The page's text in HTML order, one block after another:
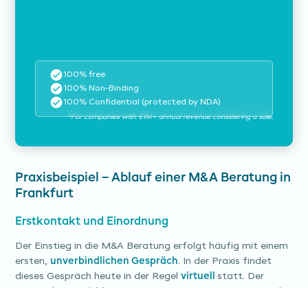
100% free
100% Non-Binding
100% Confidential (protected by NDA)
*For companies with €1M+ annual revenue considering a sale.
Praxisbeispiel – Ablauf einer M&A Beratung in
Frankfurt
Erstkontakt und Einordnung
Der Einstieg in die M&A Beratung erfolgt häufig mit einem
ersten, unverbindlichen Gespräch. In der Praxis findet
dieses Gespräch heute in der Regelvirtuell statt. Der